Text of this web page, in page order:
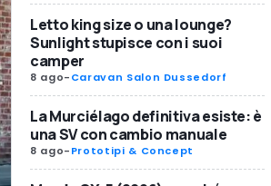
Letto king size o una lounge?
Sunlight stupisce con i suoi
camper
8 ago-Caravan Salon Dussedorf
La Murciélago definitiva esiste: è
una SV con cambio manuale
8 ago-Prototipi & Concept